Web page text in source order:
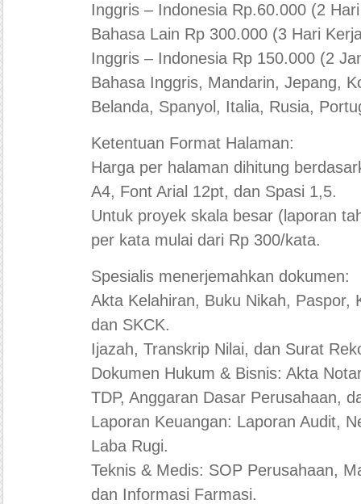
Inggris – Indonesia Rp.60.000 (2
Bahasa Lain Rp 300.000 (3 Hari
Inggris – Indonesia Rp 150.000 (2
Bahasa Inggris, Mandarin, Jepang,
Belanda, Spanyol, Italia, Rusia,
Ketentuan Format Halaman:
Harga per halaman dihitung
A4, Font Arial 12pt, dan Spasi 1,5.
Untuk proyek skala besar (laporan
per kata mulai dari Rp 300/kata.
Spesialis menerjemahkan dokumen:
Akta Kelahiran, Buku Nikah, Paspor,
dan SKCK.
Ijazah, Transkrip Nilai, dan Surat
Dokumen Hukum & Bisnis: Akta
TDP, Anggaran Dasar Perusahaan,
Laporan Keuangan: Laporan Audit,
Laba Rugi.
Teknis & Medis: SOP Perusahaan,
dan Informasi Farmasi.